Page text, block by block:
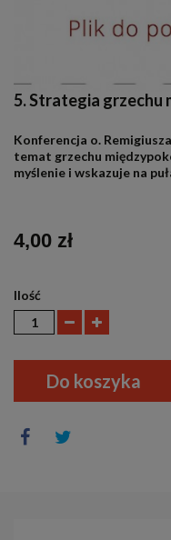
5. Strategia grzechu
Konferencja o.
temat grzechu
myślenie i wskazuje na
4,00 zł
Ilość
Do koszyka